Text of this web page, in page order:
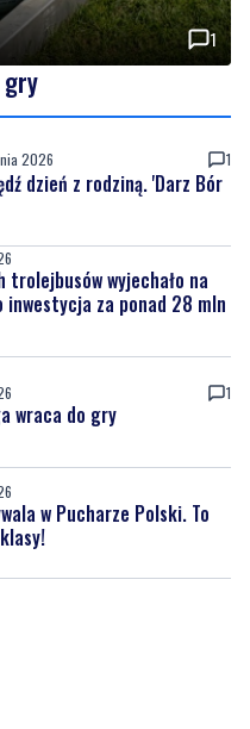
1
gry
2026 1
dzień z rodziną. 'Darz Bór
trolejbusów wyjechało na
inwestycja za ponad 28 mln
1
wraca do gry
w Pucharze Polski. To